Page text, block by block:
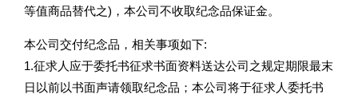
等值商品替代之)，本公司不收取纪念品保证金。
本公司交付纪念品，相关事项如下:
1.征求人应于委托书征求书面资料送达公司之规定期限最末
日以前以书面声请领取纪念品；本公司将于征求人委托书